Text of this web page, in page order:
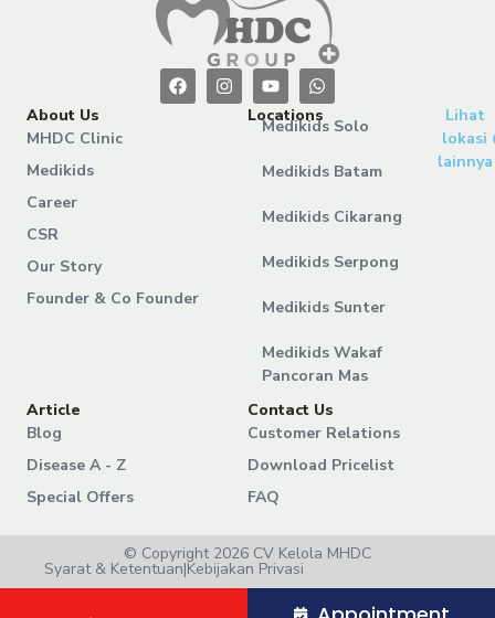
About Us
MHDC Clinic
Medikids
Career
CSR
Our Story
Founder & Co Founder
Locations
Medikids Solo
Medikids Batam
Medikids Cikarang
Medikids Serpong
Medikids Sunter
Medikids Wakaf
Pancoran Mas
Lihat
lokasi
lainnya
Article
Blog
Disease A - Z
Special Offers
Contact Us
Customer Relations
Download Pricelist
FAQ
© Copyright 2026 CV Kelola MHDC
Syarat & Ketentuan|Kebijakan Privasi